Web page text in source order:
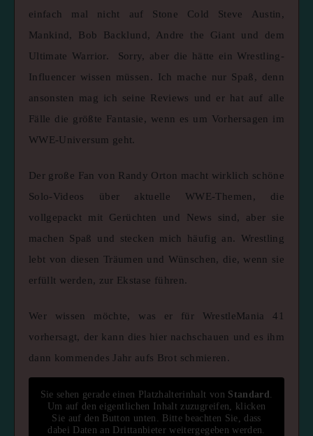
einfach mal nicht auf Stone Cold Steve Austin,
Mankind, Bob Backlund, Andre the Giant und dem
Ultimate Warrior. Sorry, aber die hätte ein Wrestling-
Influencer wissen müssen. Ich mache nur Spaß, denn
ansonsten mag ich seine Reviews und er hat auf alle
Fälle die größte Fantasie, wenn es um Vorhersagen im
WWE-Universum geht.
Der große Fan von Randy Orton macht wirklich schöne
Solo-Videos über aktuelle WWE-Themen, die
vollgepackt mit Gerüchten und News sind, aber sie
machen Spaß und stecken mich häufig an. Wrestling
lebt von diesen Träumen und Wünschen, die, wenn sie
erfüllt werden, zur Ekstase führen.
Wer wissen möchte, was er für WrestleMania 41
vorhersagt, der kann dies hier nachschauen und es ihm
dann kommendes Jahr aufs Brot schmieren.
Sie sehen gerade einen Platzhalterinhalt von Standard
Um auf den eigentlichen Inhalt zuzugreifen, klicken
Sie auf den Button unten. Bitte beachten Sie, dass
dabei Daten an Drittanbieter weitergegeben werden.